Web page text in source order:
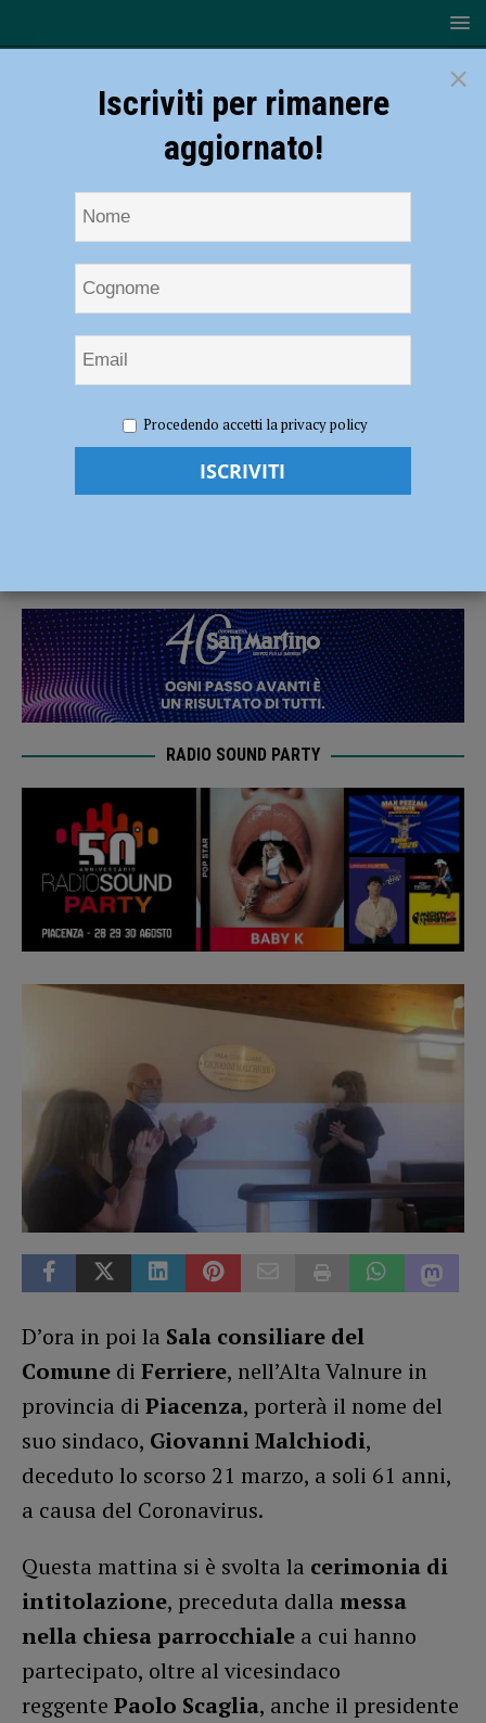
comune di Ferriere intitolata a Giovanni Malchiodi
La sala consiliare del comune di Ferriere
RADIO SOUND PARTY
D’ora in poi la Sala consiliare del
Comune di Ferriere, nell’Alta Valnure in
provincia di Piacenza, porterà il nome del
suo sindaco, Giovanni Malchiodi,
deceduto lo scorso 21 marzo, a soli 61 anni,
a causa del Coronavirus.
Questa mattina si è svolta la cerimonia di
intitolazione, preceduta dalla messa
nella chiesa parrocchiale a cui hanno
partecipato, oltre al vicesindaco
reggente Paolo Scaglia, anche il presidente
×
Iscriviti per rimanere
aggiornato!
Procedendo accetti la privacy policy